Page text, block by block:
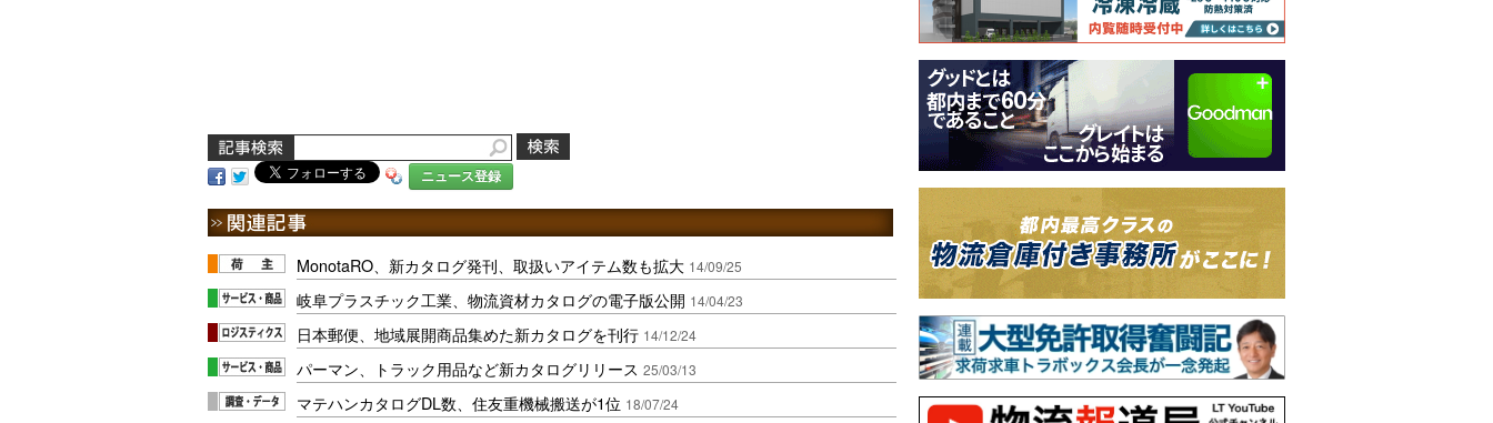
ニュース登録
MonotaRO、新カタログ発刊、取扱いアイテム数も拡大 14/09/25
岐阜プラスチック工業、物流資材カタログの電子版公開 14/04/23
日本郵便、地域展開商品集めた新カタログを刊行 14/12/24
パーマン、トラック用品など新カタログリリース 25/03/13
マテハンカタログDL数、住友重機械搬送が1位 18/07/24